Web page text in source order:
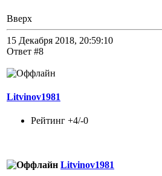
Вверх
15 Декабря 2018, 20:59:10
Ответ #8
Litvinov1981
Рейтинг +4/-0
Litvinov1981